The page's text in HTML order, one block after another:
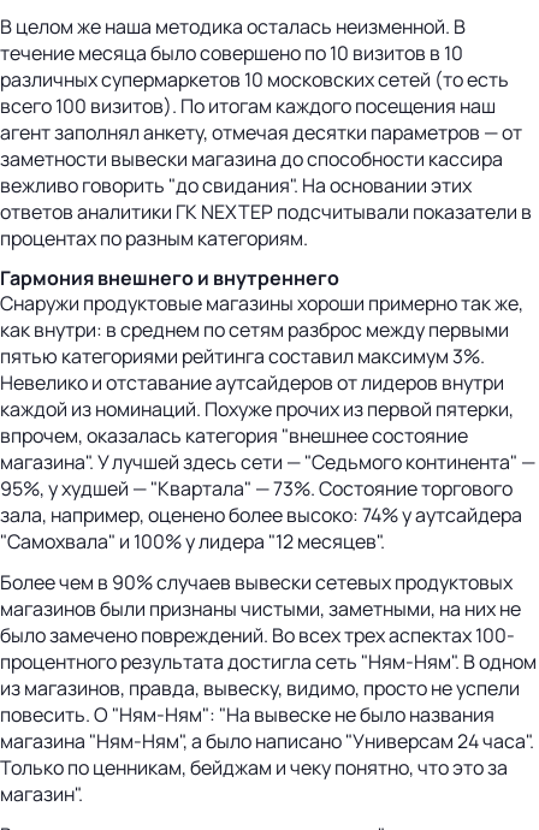
В целом же наша методика осталась неизменной. В
течение месяца было совершено по 10 визитов в 10
различных супермаркетов 10 московских сетей (то есть
всего 100 визитов). По итогам каждого посещения наш
агент заполнял анкету, отмечая десятки параметров — от
заметности вывески магазина до способности кассира
вежливо говорить "до свидания". На основании этих
ответов аналитики ГК NEXTEP подсчитывали показатели в
процентах по разным категориям.
Гармония внешнего и внутреннего
Снаружи продуктовые магазины хороши примерно так же,
как внутри: в среднем по сетям разброс между первыми
пятью категориями рейтинга составил максимум 3%.
Невелико и отставание аутсайдеров от лидеров внутри
каждой из номинаций. Похуже прочих из первой пятерки,
впрочем, оказалась категория "внешнее состояние
магазина". У лучшей здесь сети — "Седьмого континента" —
95%, у худшей — "Квартала" — 73%. Состояние торгового
зала, например, оценено более высоко: 74% у аутсайдера
"Самохвала" и 100% у лидера "12 месяцев".
Более чем в 90% случаев вывески сетевых продуктовых
магазинов были признаны чистыми, заметными, на них не
было замечено повреждений. Во всех трех аспектах 100-
процентного результата достигла сеть "Ням-Ням". В одном
из магазинов, правда, вывеску, видимо, просто не успели
повесить. О "Ням-Ням": "На вывеске не было названия
магазина "Ням-Ням", а было написано "Универсам 24 часа".
Только по ценникам, бейджам и чеку понятно, что это за
магазин".